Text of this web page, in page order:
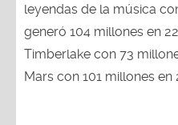
leyendas de la música
generó 104 millones en
Timberlake con 73
Mars con 101 millones en